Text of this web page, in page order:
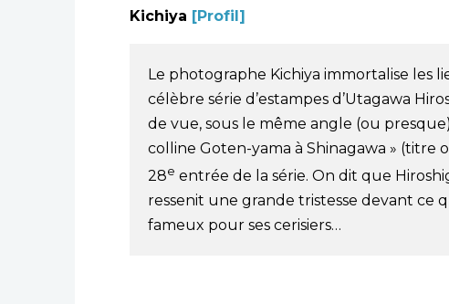
Kichiya [Profil]
Le photographe Kichiya immortalise les
célèbre série d’estampes d’Utagawa
de vue, sous le même angle (ou
colline Goten-yama à Shinagawa » (titre
28e entrée de la série. On dit que
ressenit une grande tristesse devant ce
fameux pour ses cerisiers…